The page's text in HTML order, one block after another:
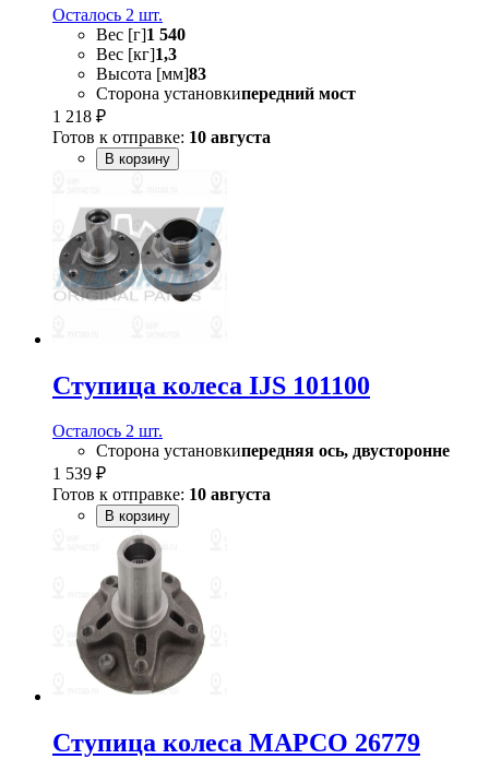
Осталось 2 шт.
Вес [г]1 540
Вес [кг]1,3
Высота [мм]83
Сторона установкипередний мост
1 218 ₽
Готов к отправке: 10 августа
В корзину
Ступица колеса IJS 101100
Осталось 2 шт.
Сторона установкипередняя ось, двусторонне
1 539 ₽
Готов к отправке: 10 августа
В корзину
Ступица колеса MAPCO 26779